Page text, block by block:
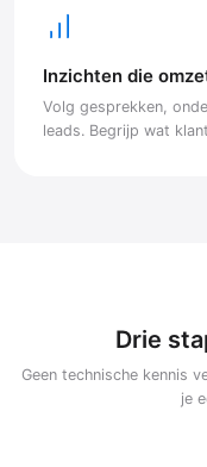
Inzichten die
Volg gesprekken,
leads. Begrijp wat
Drie
Geen technische kennis
je